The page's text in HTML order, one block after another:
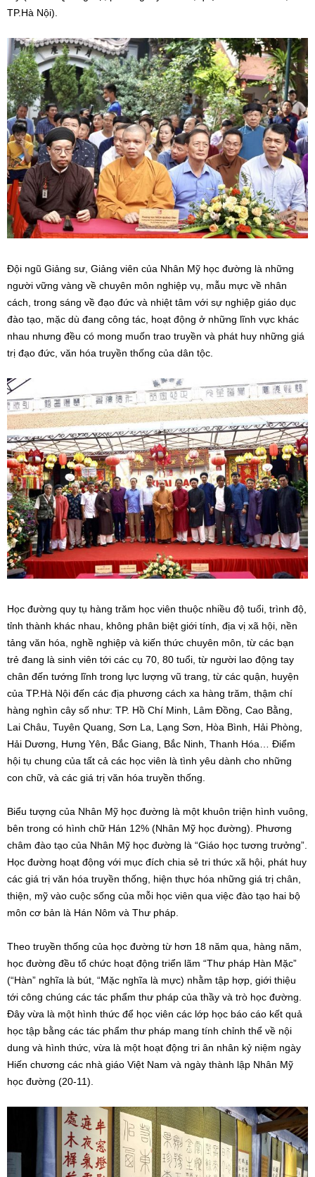
TP.Hà Nội).
Đội ngũ Giảng sư, Giảng viên của Nhân Mỹ học đường là những
người vững vàng về chuyên môn nghiệp vụ, mẫu mực về nhân
cách, trong sáng về đạo đức và nhiệt tâm với sự nghiệp giáo dục
đào tạo, mặc dù đang công tác, hoạt động ở những lĩnh vực khác
nhau nhưng đều có mong muốn trao truyền và phát huy những giá
trị đạo đức, văn hóa truyền thống của dân tộc.
Học đường quy tụ hàng trăm học viên thuộc nhiều độ tuổi, trình độ,
tỉnh thành khác nhau, không phân biệt giới tính, địa vị xã hội, nền
tảng văn hóa, nghề nghiệp và kiến thức chuyên môn, từ các bạn
trẻ đang là sinh viên tới các cụ 70, 80 tuổi, từ người lao động tay
chân đến tướng lĩnh trong lực lượng vũ trang, từ các quận, huyện
của TP.Hà Nội đến các địa phương cách xa hàng trăm, thậm chí
hàng nghìn cây số như: TP. Hồ Chí Minh, Lâm Đồng, Cao Bằng,
Lai Châu, Tuyên Quang, Sơn La, Lạng Sơn, Hòa Bình, Hải Phòng,
Hải Dương, Hưng Yên, Bắc Giang, Bắc Ninh, Thanh Hóa… Điểm
hội tụ chung của tất cả các học viên là tình yêu dành cho những
con chữ, và các giá trị văn hóa truyền thống.
Biểu tượng của Nhân Mỹ học đường là một khuôn triện hình vuông,
bên trong có hình chữ Hán 12% (Nhân Mỹ học đường). Phương
châm đào tạo của Nhân Mỹ học đường là “Giáo học tương trưởng”.
Học đường hoạt động với mục đích chia sẻ tri thức xã hội, phát huy
các giá trị văn hóa truyền thống, hiện thực hóa những giá trị chân,
thiện, mỹ vào cuộc sống của mỗi học viên qua việc đào tạo hai bộ
môn cơ bản là Hán Nôm và Thư pháp.
Theo truyền thống của học đường từ hơn 18 năm qua, hàng năm,
học đường đều tổ chức hoạt động triển lãm “Thư pháp Hàn Mặc”
(“Hàn” nghĩa là bút, “Mặc nghĩa là mực) nhằm tập hợp, giới thiệu
tới công chúng các tác phẩm thư pháp của thầy và trò học đường.
Đây vừa là một hình thức để học viên các lớp học báo cáo kết quả
học tập bằng các tác phẩm thư pháp mang tính chỉnh thể về nội
dung và hình thức, vừa là một hoạt động tri ân nhân kỷ niệm ngày
Hiến chương các nhà giáo Việt Nam và ngày thành lập Nhân Mỹ
học đường (20-11).